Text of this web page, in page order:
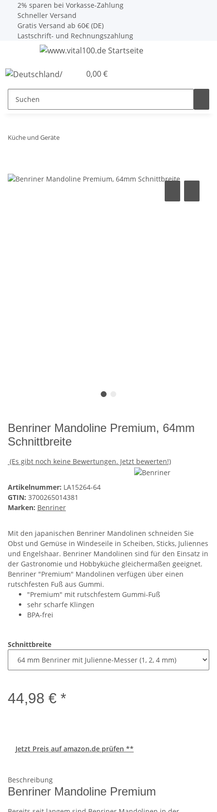
2% sparen bei Vorkasse-Zahlung
Schneller Versand
Gratis Versand ab 60€ (DE)
Lastschrift- und Rechnungszahlung
0,00 €
Küche und Geräte
Benriner Mandoline Premium, 64mm
Schnittbreite
(Es gibt noch keine Bewertungen. Jetzt bewerten!)
Artikelnummer: LA15264-64
GTIN: 3700265014381
Marken: Benriner
Mit den japanischen Benriner Mandolinen schneiden Sie
Obst und Gemüse in Windeseile in Scheiben, Sticks, Juliennes
und Engelshaar. Benriner Mandolinen sind für den Einsatz in
der Gastronomie und Hobbyküche gleichermaßen geeignet.
Benriner "Premium" Mandolinen verfügen über einen
rutschfesten Fuß aus Gummi.
"Premium" mit rutschfestem Gummi-Fuß
sehr scharfe Klingen
BPA-frei
Schnittbreite
44,98 € *
Jetzt Preis auf amazon.de prüfen **
Beschreibung
Benriner Mandoline Premium